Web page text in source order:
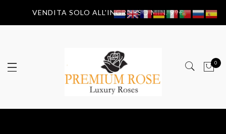
VENDITA SOLO ALL'INGROSSO MIN. 99€
0